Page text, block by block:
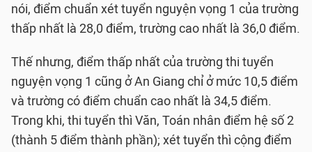
nói, điểm chuẩn xét tuyển nguyện vọng 1 của trường
thấp nhất là 28,0 điểm, trường cao nhất là 36,0 điểm.
Thế nhưng, điểm thấp nhất của trường thi tuyển
nguyện vọng 1 cũng ở An Giang chỉ ở mức 10,5 điểm
và trường có điểm chuẩn cao nhất là 34,5 điểm.
Trong khi, thi tuyển thì Văn, Toán nhân điểm hệ số 2
(thành 5 điểm thành phần); xét tuyển thì cộng điểm